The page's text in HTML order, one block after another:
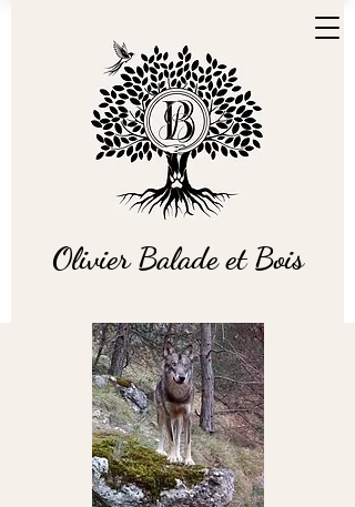
Olivier Balade et Bois